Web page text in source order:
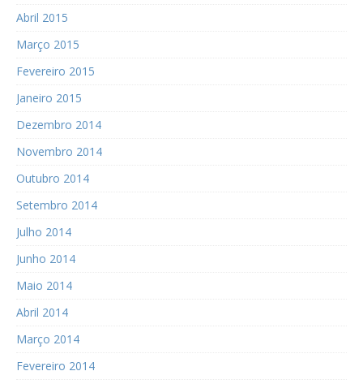
Abril 2015
Março 2015
Fevereiro 2015
Janeiro 2015
Dezembro 2014
Novembro 2014
Outubro 2014
Setembro 2014
Julho 2014
Junho 2014
Maio 2014
Abril 2014
Março 2014
Fevereiro 2014